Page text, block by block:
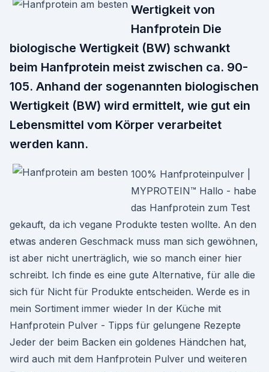
Wertigkeit von
Hanfprotein Die
biologische Wertigkeit (BW) schwankt
beim Hanfprotein meist zwischen ca. 90-
105. Anhand der sogenannten biologischen
Wertigkeit (BW) wird ermittelt, wie gut ein
Lebensmittel vom Körper verarbeitet
werden kann.
100% Hanfproteinpulver |
MYPROTEIN™ Hallo - habe
das Hanfprotein zum Test
gekauft, da ich vegane Produkte testen wollte. An den
etwas anderen Geschmack muss man sich gewöhnen,
ist aber nicht unerträglich, wie so manch einer hier
schreibt. Ich finde es eine gute Alternative, für alle die
sich für Nicht für Produkte entscheiden. Werde es in
mein Sortiment immer wieder In der Küche mit
Hanfprotein Pulver - Tipps für gelungene Rezepte
Jeder der beim Backen ein goldenes Händchen hat,
wird auch mit dem Hanfprotein Pulver und weiteren